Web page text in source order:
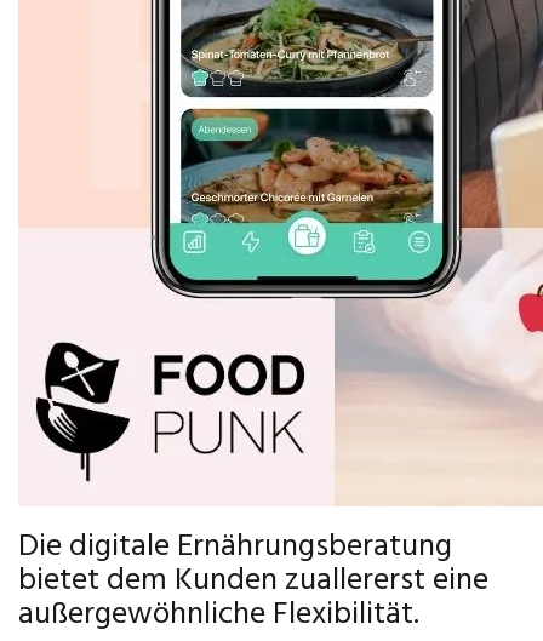
Die digitale Ernährungsberatung
bietet dem Kunden zuallererst eine
außergewöhnliche Flexibilität.